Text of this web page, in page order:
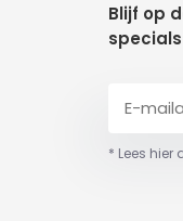
Blijf op
specials
* Lees hier